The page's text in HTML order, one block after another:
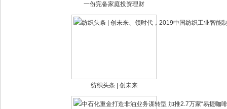
一份完备家庭投资理财
纺织头条 | 创未来